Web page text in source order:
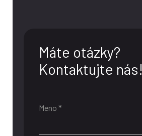
Máte otázky?
Kontaktujte nás!
Meno *